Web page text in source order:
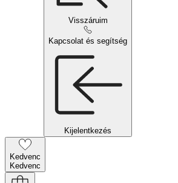
Visszáruim
Kapcsolat és segítség
Kijelentkezés
Kedvenc
Kedvenc